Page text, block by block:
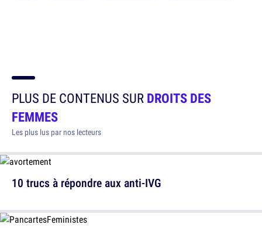
PLUS DE CONTENUS SURDROITS DES
FEMMES
Les plus lus par nos lecteurs
10 trucs à répondre aux anti-IVG